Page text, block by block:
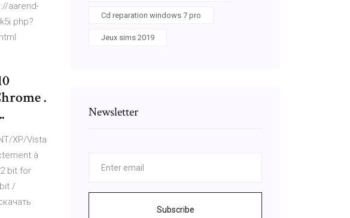
aarend-
.
XP/Vista
à
bit for
/
Cd reparation windows 7 pro
Jeux sims 2019
Newsletter
Subscribe